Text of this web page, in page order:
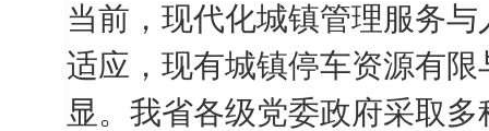
当前，现代化城镇管理服务
适应，现有城镇停车资源有
显。我省各级党委政府采取